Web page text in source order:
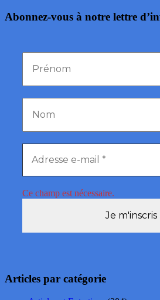
Abonnez-vous à notre lettre
Ce champ est nécessaire.
Articles par catégorie